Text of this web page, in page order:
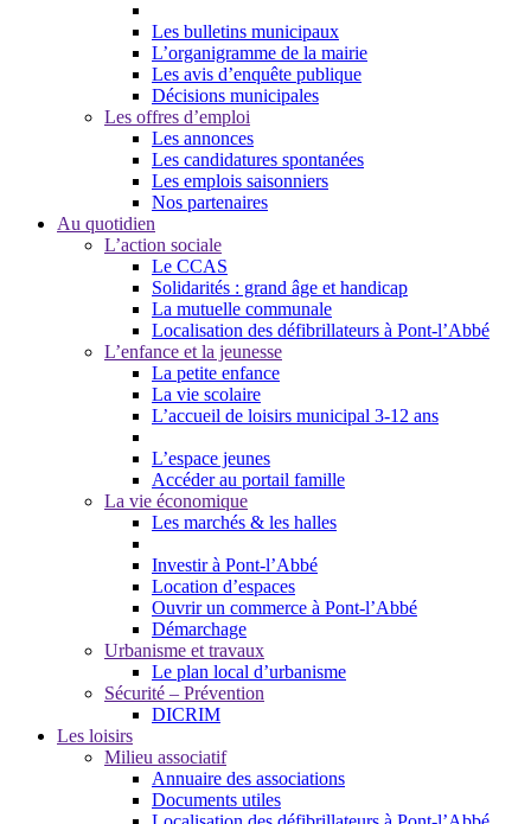
Les bulletins municipaux
L’organigramme de la mairie
Les avis d’enquête publique
Décisions municipales
Les offres d’emploi
Les annonces
Les candidatures spontanées
Les emplois saisonniers
Nos partenaires
Au quotidien
L’action sociale
Le CCAS
Solidarités : grand âge et handicap
La mutuelle communale
Localisation des défibrillateurs à Pont-l’Abbé
L’enfance et la jeunesse
La petite enfance
La vie scolaire
L’accueil de loisirs municipal 3-12 ans
L’espace jeunes
Accéder au portail famille
La vie économique
Les marchés & les halles
Investir à Pont-l’Abbé
Location d’espaces
Ouvrir un commerce à Pont-l’Abbé
Démarchage
Urbanisme et travaux
Le plan local d’urbanisme
Sécurité – Prévention
DICRIM
Les loisirs
Milieu associatif
Annuaire des associations
Documents utiles